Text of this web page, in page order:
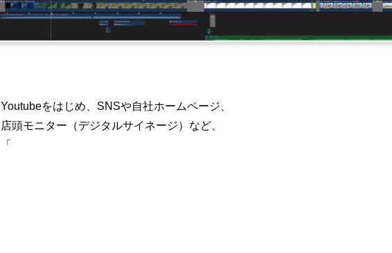
Youtubeをはじめ、SNSや自社ホームページ、
店頭モニター（デジタルサイネージ）など、
「